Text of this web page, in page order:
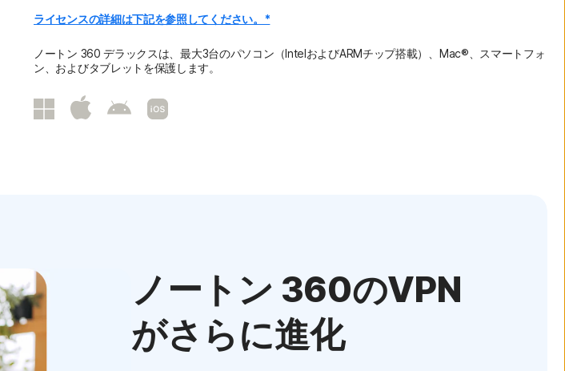
ライセンスの詳細は下記を参照してください。*
ノートン 360 デラックスは、最大3台のパソコン（IntelおよびARMチップ搭載）、Mac®、スマートフォ
ン、およびタブレットを保護します。
ノートン 360のVPN
がさらに進化